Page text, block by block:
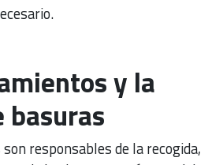
y la
basuras
responsables de la recogida,